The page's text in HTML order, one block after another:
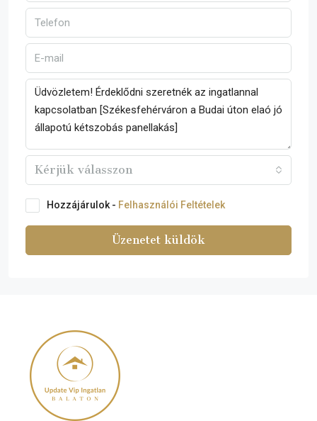
Kérjük válasszon
Hozzájárulok - Felhasználói Feltételek
Üzenetet küldök